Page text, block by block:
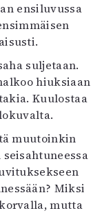
ensiluvussa
suljetaan.
hiuksiaan
Kuulostaa
muutoinkin
Miksi
mutta